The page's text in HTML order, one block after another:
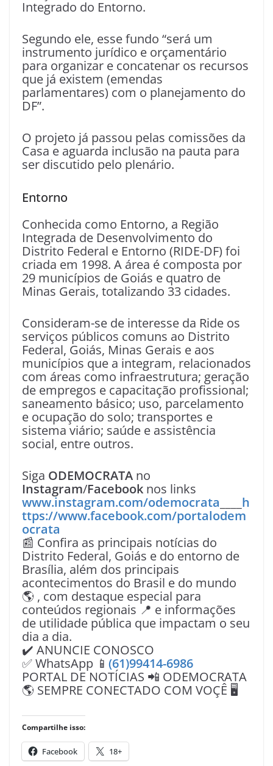
Integrado do Entorno.
Segundo ele, esse fundo “será um
instrumento jurídico e orçamentário
para organizar e concatenar os recursos
que já existem (emendas
parlamentares) com o planejamento do
DF”.
O projeto já passou pelas comissões da
Casa e aguarda inclusão na pauta para
ser discutido pelo plenário.
Entorno
Conhecida como Entorno, a Região
Integrada de Desenvolvimento do
Distrito Federal e Entorno (RIDE-DF) foi
criada em 1998. A área é composta por
29 municípios de Goiás e quatro de
Minas Gerais, totalizando 33 cidades.
Consideram-se de interesse da Ride os
serviços públicos comuns ao Distrito
Federal, Goiás, Minas Gerais e aos
municípios que a integram, relacionados
com áreas como infraestrutura; geração
de empregos e capacitação profissional;
saneamento básico; uso, parcelamento
e ocupação do solo; transportes e
sistema viário; saúde e assistência
social, entre outros.
Siga ODEMOCRATA no
Instagram/Facebook nos links
www.instagram.com/odemocrata
h
ttps://www.facebook.com/portalodem
ocrata
📰 Confira as principais notícias do
Distrito Federal, Goiás e do entorno de
Brasília, além dos principais
acontecimentos do Brasil e do mundo
🌎 , com destaque especial para
conteúdos regionais 📍 e informações
de utilidade pública que impactam o seu
dia a dia.
✔️ ANUNCIE CONOSCO
✅ WhatsApp 📱 (61)99414-6986
PORTAL DE NOTÍCIAS 📲 ODEMOCRATA
🌎 SEMPRE CONECTADO COM VOÇÊ 🖥️
Compartilhe isso:
Facebook 18+